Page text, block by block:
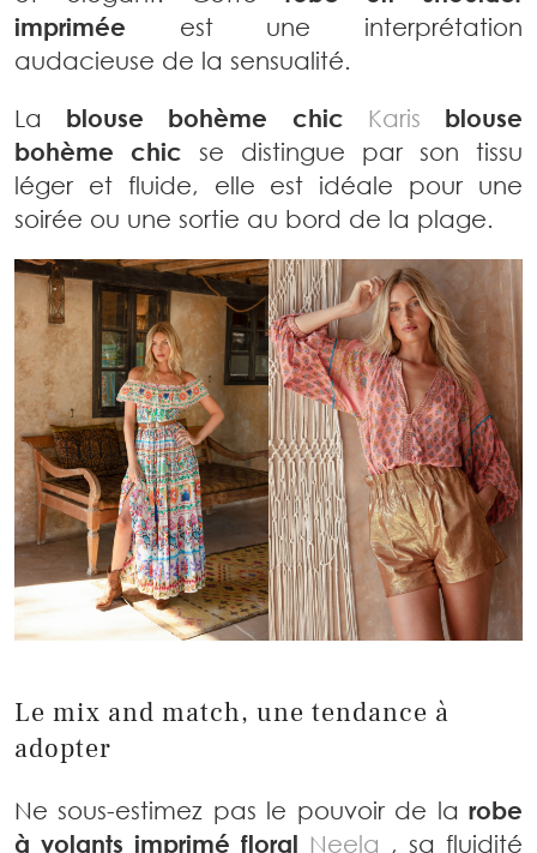
imprimée est une interprétation
audacieuse de la sensualité.
La blouse bohème chic Karis
blouse
bohème chic se distingue par son tissu
léger et fluide, elle est idéale pour une
soirée ou une sortie au bord de la plage.
Le mix and match, une tendance à
adopter
Ne sous-estimez pas le pouvoir de la robe
à volants imprimé floral Neela , sa fluidité